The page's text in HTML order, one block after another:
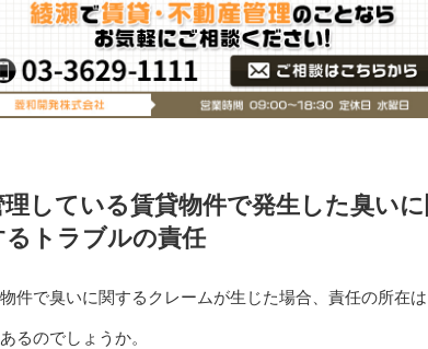
理している賃貸物件で発生した臭いに
るトラブルの責任
件で臭いに関するクレームが生じた場合、責任の所在
るのでしょうか。